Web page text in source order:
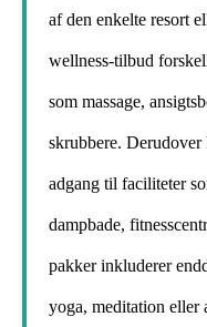
af den enkelte resort
wellness-tilbud
som massage,
skrubbere.
adgang til faciliteter
dampbade,
pakker inkluderer
yoga, meditation eller